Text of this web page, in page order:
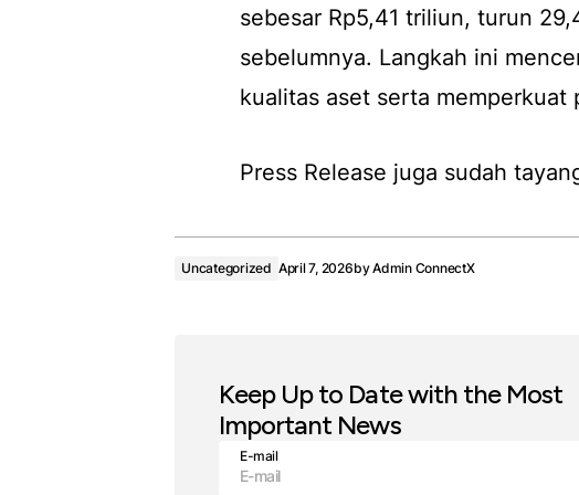
sebesar Rp5,41 triliun, turun
sebelumnya. Langkah ini
kualitas aset serta memperkuat
Press Release juga sudah
Uncategorized April 7, 2026byAdmin ConnectX
Keep Up to Date with the Most
Important News
E-mail